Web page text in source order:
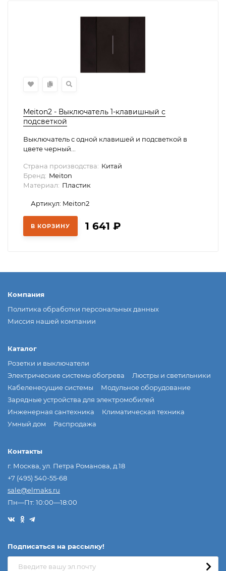
Meiton2 - Выключатель 1-клавишный с
подсветкой
Выключатель с одной клавишей и подсветкой в
цвете черный...
Страна производства: Китай
Бренд: Meiton
Материал: Пластик
Артикул: Meiton2
В КОРЗИНУ 1 641 ₽
Компания
Политика обработки персональных данных
Миссия нашей компании
Каталог
Розетки и выключатели
Электрические системы обогрева
Люстры и светильники
Кабеленесущие системы
Модульное оборудование
Зарядные устройства для электромобилей
Инженерная сантехника
Климатическая техника
Умный дом
Распродажа
Контакты
г. Москва, ул. Петра Романова, д.18
+7 (495) 540-55-68
sale@elmaks.ru
Пн—Пт: 10:00—18:00
Подписаться на рассылкy!